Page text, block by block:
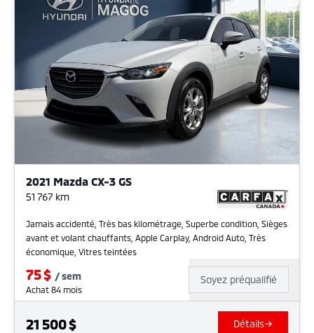
2021 Mazda CX-3 GS
51 767 km
Jamais accidenté, Très bas kilométrage, Superbe condition, Sièges
avant et volant chauffants, Apple Carplay, Android Auto, Très
économique, Vitres teintées
75$ /sem
Achat 84 mois
Soyez préqualifié
21 500$ Détails